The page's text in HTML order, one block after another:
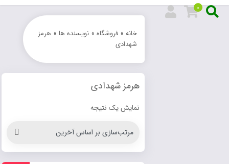
خانه» فروشگاه» نویسنده ها » هرمز
شهدادی
هرمز شهدادی
نمایش یک نتیجه